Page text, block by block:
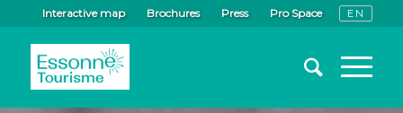
Interactive map Brochures Press Pro Space